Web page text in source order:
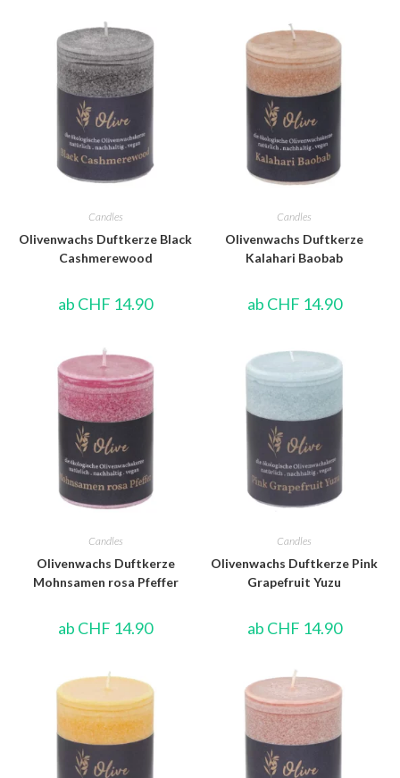
Candles
Olivenwachs Duftkerze Black
Cashmerewood
ab CHF 14.90
Candles
Olivenwachs Duftkerze
Kalahari Baobab
ab CHF 14.90
Candles
Olivenwachs Duftkerze
Mohnsamen rosa Pfeffer
ab CHF 14.90
Candles
Olivenwachs Duftkerze Pink
Grapefruit Yuzu
ab CHF 14.90